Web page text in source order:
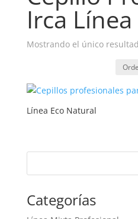
Irca
Mostrando el único
Línea Eco Natural
Categorías